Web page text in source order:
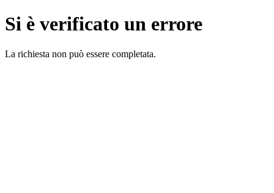
Si è verificato un errore
La richiesta non può essere completata.